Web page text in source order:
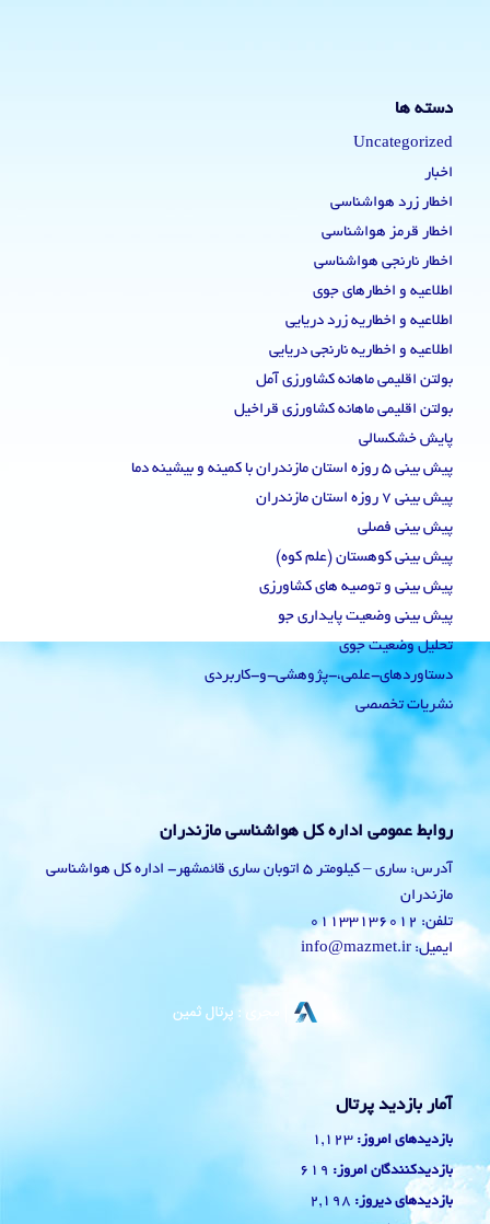
دسته ها
Uncategorized
اخبار
اخطار زرد هواشناسی
اخطار قرمز هواشناسی
اخطار نارنجی هواشناسی
اطلاعیه و اخطارهای جوی
اطلاعیه و اخطاریه زرد دریایی
اطلاعیه و اخطاریه نارنجی دریایی
بولتن اقلیمی ماهانه کشاورزی آمل
بولتن اقلیمی ماهانه کشاورزی قراخیل
پایش خشکسالی
پیش بینی 5 روزه استان مازندران با کمینه و بیشینه دما
پیش بینی 7 روزه استان مازندران
پیش بینی فصلی
پیش بینی کوهستان (علم کوه)
پیش بینی و توصیه های کشاورزی
پیش بینی وضعیت پایداری جو
تحلیل وضعیت جوی
دستاوردهای-علمی،-پژوهشی-و-کاربردی
نشریات تخصصی
روابط عمومی اداره کل هواشناسی مازندران
آدرس: ساری – کیلومتر 5 اتوبان ساری قائمشهر- اداره کل هواشناسی
مازندران
تلفن: 01133136012
ایمیل: info@mazmet.ir
آمار بازدید پرتال
بازدیدهای امروز: 1,123
بازدیدکنندگان امروز: 619
بازدیدهای دیروز: 2,198